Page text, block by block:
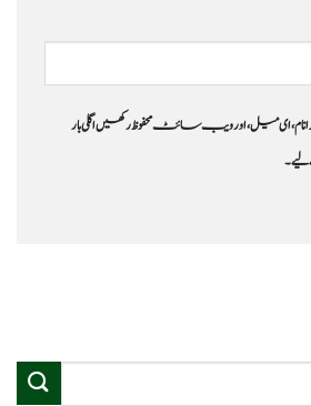
ای میل، اور ویب سائٹ محفوظ رکھیں اگلی بار